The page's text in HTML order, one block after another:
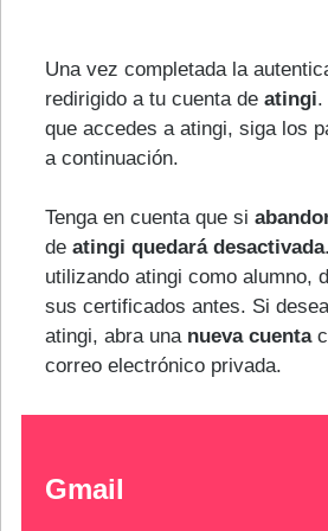
Una vez completada la
redirigido a tu cuenta de atingi.
que accedes a atingi, siga los
a continuación.
Tenga en cuenta que si
de atingi quedará desactivada
utilizando atingi como alumno,
sus certificados antes. Si
atingi, abra una nueva cuenta
correo electrónico privada.
Gmail